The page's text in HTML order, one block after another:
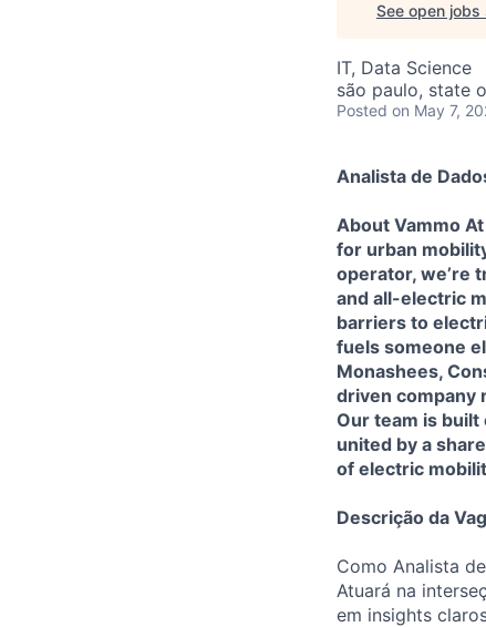
See open jobs
IT, Data Science
são paulo, state
Posted on May 7,
Analista de
About Vammo
for urban
operator, we’re
and all-electric
barriers to
fuels someone
Monashees,
driven company
Our team is built
united by a
of electric
Descrição da
Como Analista
Atuará na
em insights